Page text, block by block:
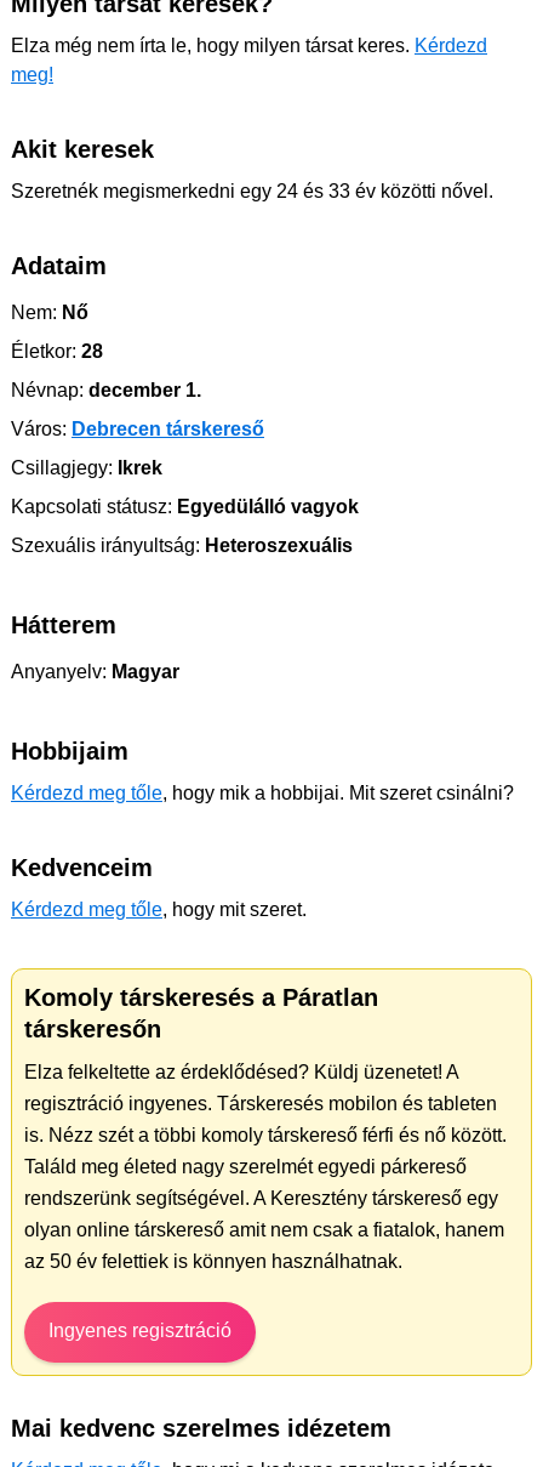
Elza még nem írta le, hogy milyen társat keres. Kérdezd
meg!
Akit keresek
Szeretnék megismerkedni egy 24 és 33 év közötti nővel.
Adataim
Nem: Nő
Életkor: 28
Névnap: december 1.
Város: Debrecen társkereső
Csillagjegy: Ikrek
Kapcsolati státusz: Egyedülálló vagyok
Szexuális irányultság: Heteroszexuális
Hátterem
Anyanyelv: Magyar
Hobbijaim
Kérdezd meg tőle, hogy mik a hobbijai. Mit szeret csinálni?
Kedvenceim
Kérdezd meg tőle, hogy mit szeret.
Komoly társkeresés a Páratlan
társkeresőn
Elza felkeltette az érdeklődésed? Küldj üzenetet! A
regisztráció ingyenes. Társkeresés mobilon és tableten
is. Nézz szét a többi komoly társkereső férfi és nő között.
Találd meg életed nagy szerelmét egyedi párkereső
rendszerünk segítségével. A Keresztény társkereső egy
olyan online társkereső amit nem csak a fiatalok, hanem
az 50 év felettiek is könnyen használhatnak.
Ingyenes regisztráció
Mai kedvenc szerelmes idézetem